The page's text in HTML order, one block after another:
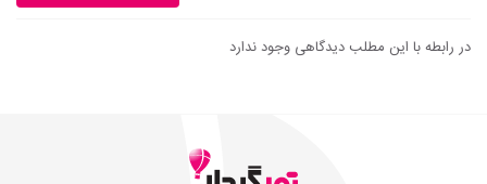
در رابطه با این مطلب دیدگاهی وجود ندارد